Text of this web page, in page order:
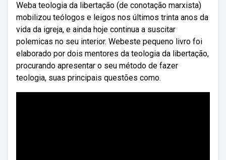
Weba teologia da libertação (de conotação marxista)
mobilizou teólogos e leigos nos últimos trinta anos da
vida da igreja, e ainda hoje continua a suscitar
polemicas no seu interior. Webeste pequeno livro foi
elaborado por dois mentores da teologia da libertação,
procurando apresentar o seu método de fazer
teologia, suas principais questões como.